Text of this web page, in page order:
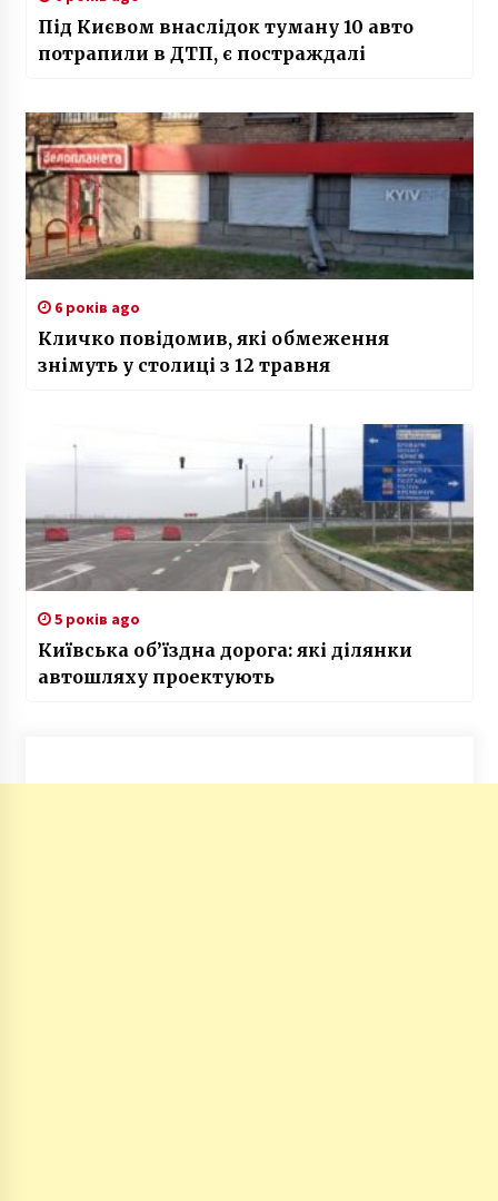
Під Києвом внаслідок туману 10 авто
потрапили в ДТП, є постраждалі
6 років ago
Кличко повідомив, які обмеження
знімуть у столиці з 12 травня
5 років ago
Київська об’їздна дорога: які ділянки
автошляху проектують